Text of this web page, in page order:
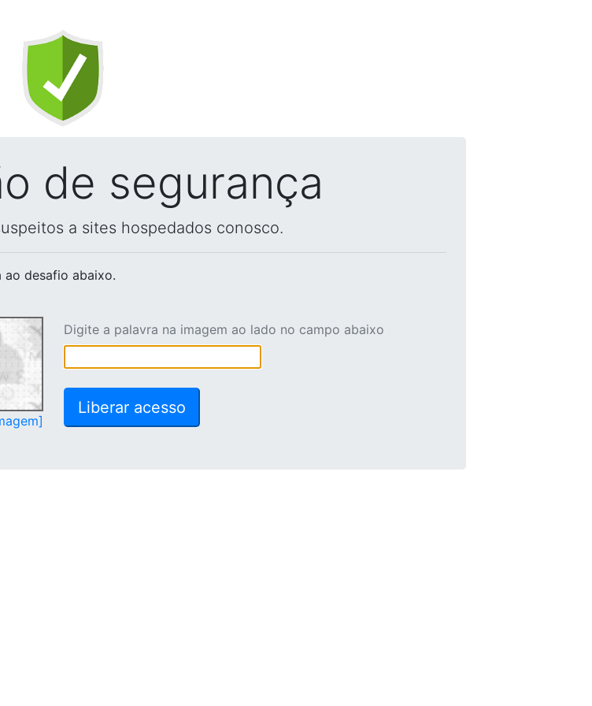
de segurança
a sites hospedados conosco.
ao desafio abaixo.
Digite a palavra na imagem ao lado no campo abaixo